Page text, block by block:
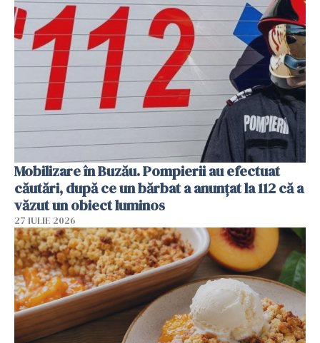
Mobilizare în Buzău. Pompierii au efectuat
căutări, după ce un bărbat a anunțat la 112 că a
văzut un obiect luminos
27 IULIE 2026